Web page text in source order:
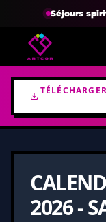
Séjours
2026 -